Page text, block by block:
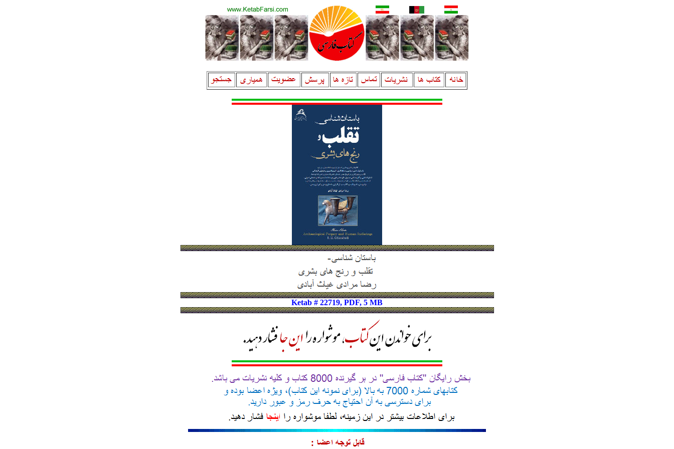
Ketab # 22719, PDF, 5 MB